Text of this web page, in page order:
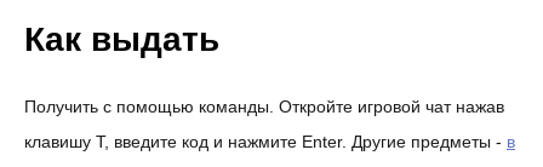
Как выдать
Получить с помощью команды. Откройте игровой чат нажав
клавишу T, введите код и нажмите Enter. Другие предметы - в